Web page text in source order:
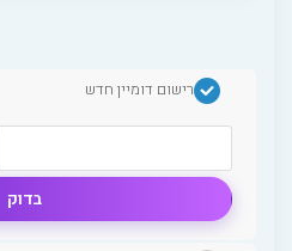
רישום דומיין חדש
בדוק